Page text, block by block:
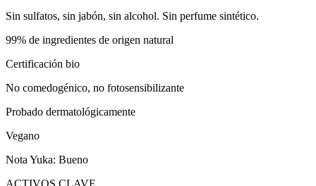
Sin sulfatos, sin jabón, sin alcohol. Sin perfume sintético.
99% de ingredientes de origen natural
Certificación bio
No comedogénico, no fotosensibilizante
Probado dermatológicamente
Vegano
Nota Yuka: Bueno
ACTIVOS CLAVE